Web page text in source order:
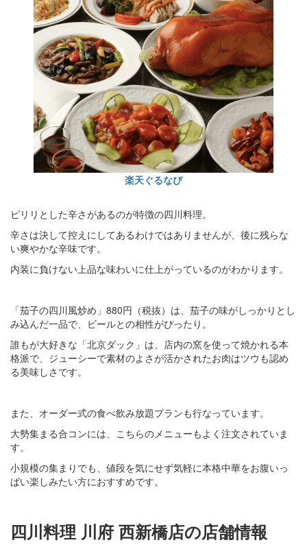
楽天ぐるなび
ピリリとした辛さがあるのが特徴の四川料理。
辛さは決して控えにしてあるわけではありませんが、後に残らな
い爽やかな辛味です。
内装に負けない上品な味わいに仕上がっているのがわかります。
「茄子の四川風炒め」880円（税抜）は、茄子の味がしっかりとし
み込んだ一品で、ビールとの相性がぴったり。
誰もが大好きな「北京ダック」は、店内の窯を使って焼かれる本
格派で、ジューシーで素材のよさが活かされたお肉はツウも認め
る美味しさです。
また、オーダー式の食べ飲み放題プランも行なっています。
大勢集まる合コンには、こちらのメニューもよく注文されていま
す。
小規模の集まりでも、値段を気にせず気軽に本格中華をお腹いっ
ぱい楽しみたい方におすすめです。
四川料理 川府 西新橋店の店舗情報